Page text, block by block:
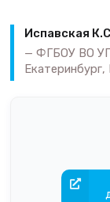
Испавская
ФГБОУ ВО
Екатеринбург,